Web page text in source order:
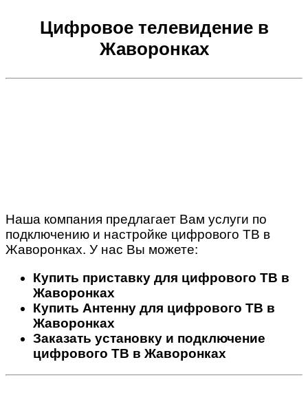
Цифровое телевидение в
Жаворонках
Наша компания предлагает Вам услуги по
подключению и настройке цифрового ТВ в
Жаворонках. У нас Вы можете:
Купить приставку для цифрового ТВ в
Жаворонках
Купить Антенну для цифрового ТВ в
Жаворонках
Заказать установку и подключение
цифрового ТВ в Жаворонках